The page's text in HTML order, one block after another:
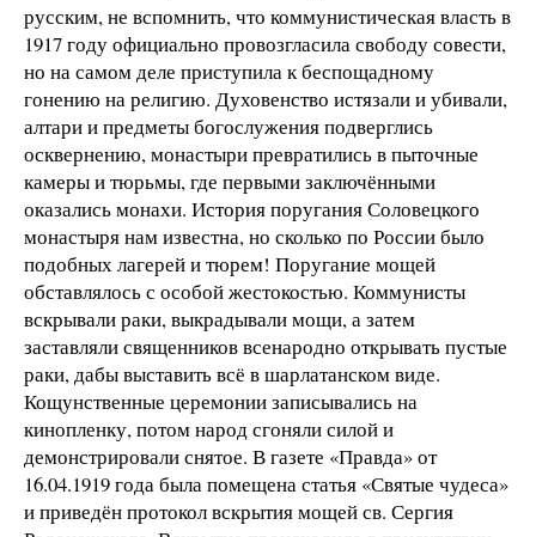
русским, не вспомнить, что коммунистическая власть в
1917 году официально провозгласила свободу совести,
но на самом деле приступила к беспощадному
гонению на религию. Духовенство истязали и убивали,
алтари и предметы богослужения подверглись
осквернению, монастыри превратились в пыточные
камеры и тюрьмы, где первыми заключёнными
оказались монахи. История поругания Соловецкого
монастыря нам известна, но сколько по России было
подобных лагерей и тюрем! Поругание мощей
обставлялось с особой жестокостью. Коммунисты
вскрывали раки, выкрадывали мощи, а затем
заставляли священников всенародно открывать пустые
раки, дабы выставить всё в шарлатанском виде.
Кощунственные церемонии записывались на
кинопленку, потом народ сгоняли силой и
демонстрировали снятое. В газете «Правда» от
16.04.1919 года была помещена статья «Святые чудеса»
и приведён протокол вскрытия мощей св. Сергия